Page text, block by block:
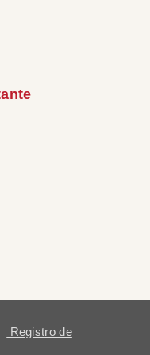
Registro de